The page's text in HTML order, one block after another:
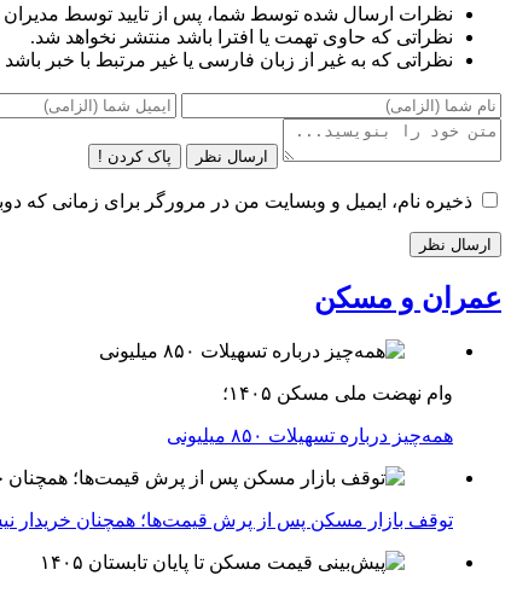
نظرات ارسال شده توسط شما، پس از تایید توسط
نظراتی که حاوی تهمت یا افترا باشد منتشر نخواهد شد.
نظراتی که به غیر از زبان فارسی یا غیر مرتبط با خبر
ارسال نظر پاک کردن !
ذخیره نام، ایمیل و وبسایت من در مرورگر برای زمانی که
عمران و مسکن
وام نهضت ملی مسکن ۱۴۰۵؛
همه‌چیز درباره تسهیلات ۸۵۰ میلیونی
توقف بازار مسکن پس از پرش قیمت‌ها؛ همچنان خریدار